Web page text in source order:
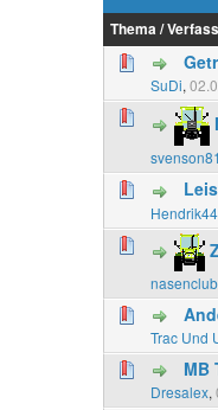
Thema /
SuDi,
nasenclub
Trac Und
MB
Dresalex,